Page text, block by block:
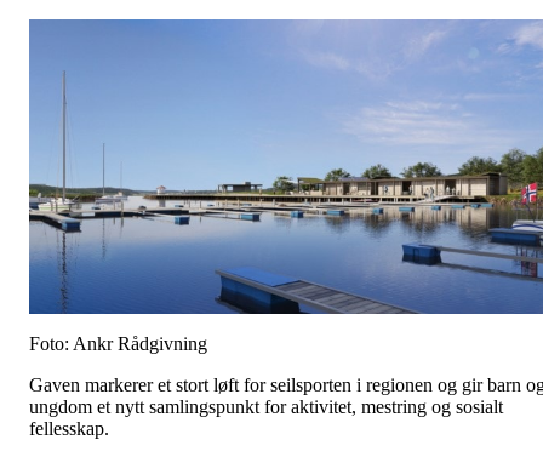
Foto: Ankr Rådgivning
Gaven markerer et stort løft for seilsporten i regionen og gir barn
ungdom et nytt samlingspunkt for aktivitet, mestring og sosialt
fellesskap.